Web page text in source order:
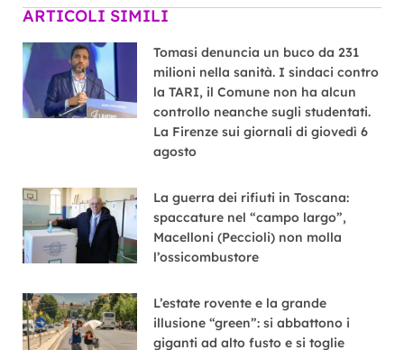
ARTICOLI SIMILI
Tomasi denuncia un buco da 231
milioni nella sanità. I sindaci contro
la TARI, il Comune non ha alcun
controllo neanche sugli studentati.
La Firenze sui giornali di giovedì 6
agosto
La guerra dei rifiuti in Toscana:
spaccature nel “campo largo”,
Macelloni (Peccioli) non molla
l’ossicombustore
L’estate rovente e la grande
illusione “green”: si abbattono i
giganti ad alto fusto e si toglie